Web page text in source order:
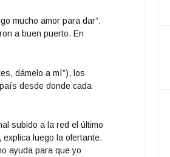
mucho amor para dar”.
a buen puerto. En
dámelo a mí”), los
desde donde cada
subido a la red el último
luego la ofertante.
ayuda para que yo